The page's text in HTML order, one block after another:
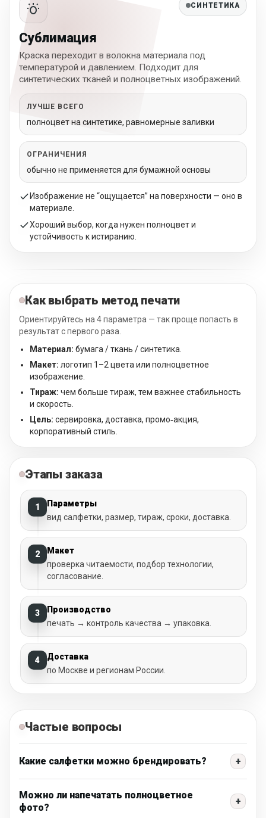
СИНТЕТИКА
Сублимация
Краска переходит в волокна материала под
температурой и давлением. Подходит для
синтетических тканей и полноцветных изображений.
ЛУЧШЕ ВСЕГО
полноцвет на синтетике, равномерные заливки
ОГРАНИЧЕНИЯ
обычно не применяется для бумажной основы
Изображение не “ощущается” на поверхности — оно в
материале.
Хороший выбор, когда нужен полноцвет и
устойчивость к истиранию.
Как выбрать метод печати
Ориентируйтесь на 4 параметра — так проще попасть в
результат с первого раза.
Материал: бумага / ткань / синтетика.
Макет: логотип 1–2 цвета или полноцветное
изображение.
Тираж: чем больше тираж, тем важнее стабильность
и скорость.
Цель: сервировка, доставка, промо‑акция,
корпоративный стиль.
Этапы заказа
1
Параметры
вид салфетки, размер, тираж, сроки, доставка.
2
Макет
проверка читаемости, подбор технологии,
согласование.
3
Производство
печать → контроль качества → упаковка.
4
Доставка
по Москве и регионам России.
Частые вопросы
Какие салфетки можно брендировать? +
Можно ли напечатать полноцветное
фото?
+